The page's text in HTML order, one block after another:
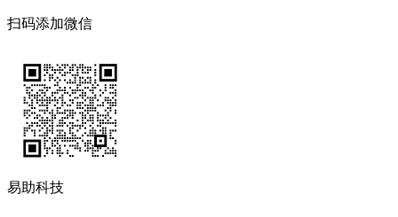
扫码添加微信
易助科技